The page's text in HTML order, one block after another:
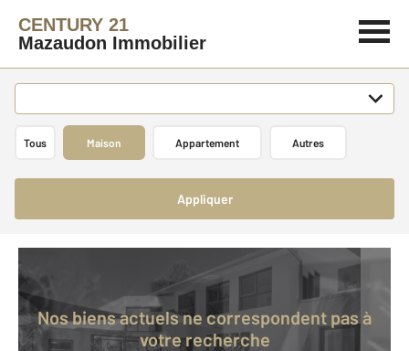
CENTURY 21
Mazaudon Immobilier
Tous Maison Appartement Autres
Appliquer
Nos biens actuels ne correspondent pas à
votre recherche